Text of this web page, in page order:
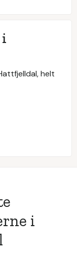
i
helt
i